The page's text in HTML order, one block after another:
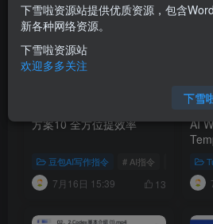
方案10 全方位提效率
豆包AI写作指令 # AI指令 # 豆包AI指
7月16日 15:39 13
AI
网站
下雪啦资源站提供优质资源，包含
新各种网络资源。
下雪啦资源站
欢迎多多关注
下雪